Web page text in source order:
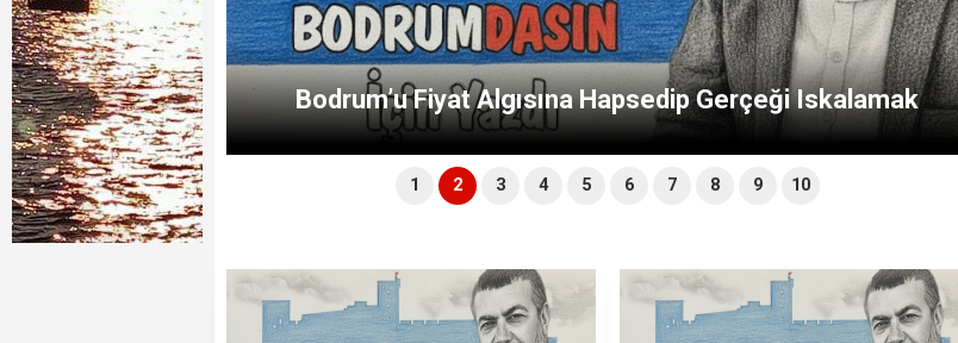
Muğla Siyasetinin "Aydın"lık ve "Gölgeli" Yanı: Aydın Ayaydın
Portresi
1 2 3 4 5 6 7 8 9 10